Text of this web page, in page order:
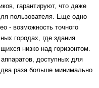
гарантируют, что даже
пользователя. Еще одно
- возможность точного
городах, где здания
низко над горизонтом.
доступных для
два раза больше минимально